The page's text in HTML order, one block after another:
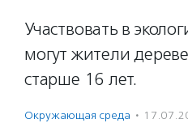
Участвовать в
могут жители
старше 16 лет.
Окружающая среда ·